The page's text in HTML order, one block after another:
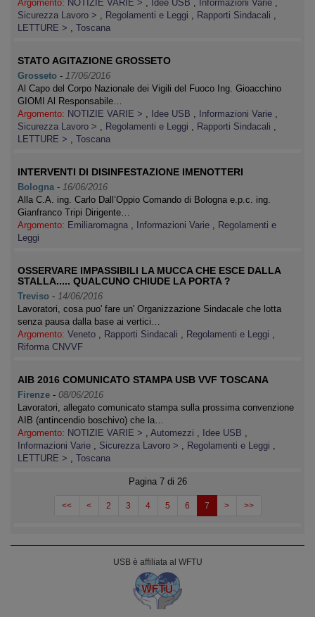
Argomento: NOTIZIE VARIE > , Idee USB , Informazioni Varie ,
Sicurezza Lavoro > , Regolamenti e Leggi , Rapporti Sindacali ,
LETTURE > , Toscana
STATO AGITAZIONE GROSSETO
Grosseto - 17/06/2016
Al Capo del Corpo Nazionale dei Vigili del Fuoco Ing. Gioacchino
GIOMI Al Responsabile…
Argomento: NOTIZIE VARIE > , Idee USB , Informazioni Varie ,
Sicurezza Lavoro > , Regolamenti e Leggi , Rapporti Sindacali ,
LETTURE > , Toscana
INTERVENTI DI DISINFESTAZIONE IMENOTTERI
Bologna - 16/06/2016
Alla C.A. ing. Carlo Dall’Oppio Comando di Bologna e.p.c. ing.
Gianfranco Tripi Dirigente…
Argomento: Emiliaromagna , Informazioni Varie , Regolamenti e
Leggi
OSSERVARE IMPASSIBILI LA MUCCA CHE ESCE DALLA
STALLA..... QUALCUNO CHIUDE LA PORTA ?
Treviso - 14/06/2016
Lavoratori, cosa puo' fare un' Organizzazione Sindacale che lotta
senza pausa dalla base ai vertici…
Argomento: Veneto , Rapporti Sindacali , Regolamenti e Leggi ,
Riforma CNVVF
AIB 2016 COMUNICATO STAMPA USB VVF TOSCANA
Firenze - 08/06/2016
Lavoratori, allegato comunicato stampa sulla prossima convenzione
AIB (antincendio boschivo) che la…
Argomento: NOTIZIE VARIE > , Automezzi , Idee USB ,
Informazioni Varie , Sicurezza Lavoro > , Regolamenti e Leggi ,
LETTURE > , Toscana
Pagina 7 di 26
<< < 2 3 4 5 6 7 > >>
USB è affiliata al WFTU